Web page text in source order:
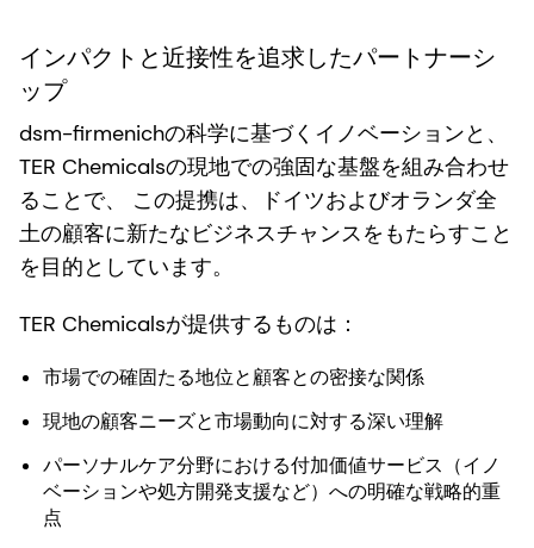
インパクトと近接性を追求したパートナーシ
ップ
dsm-firmenichの科学に基づくイノベーションと、
TER Chemicalsの現地での強固な基盤を組み合わせ
ることで、 この提携は、ドイツおよびオランダ全
土の顧客に新たなビジネスチャンスをもたらすこと
を目的としています。
TER Chemicalsが提供するものは：
市場での確固たる地位と顧客との密接な関係
現地の顧客ニーズと市場動向に対する深い理解
パーソナルケア分野における付加価値サービス（イノ
ベーションや処方開発支援など）への明確な戦略的重
点